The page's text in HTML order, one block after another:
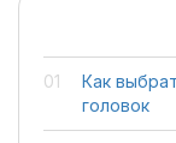
Как
головок